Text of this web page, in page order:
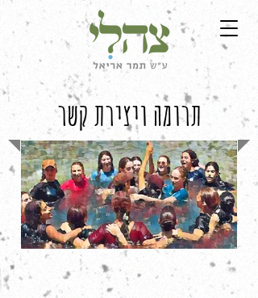
תרומה ויצירת קשר